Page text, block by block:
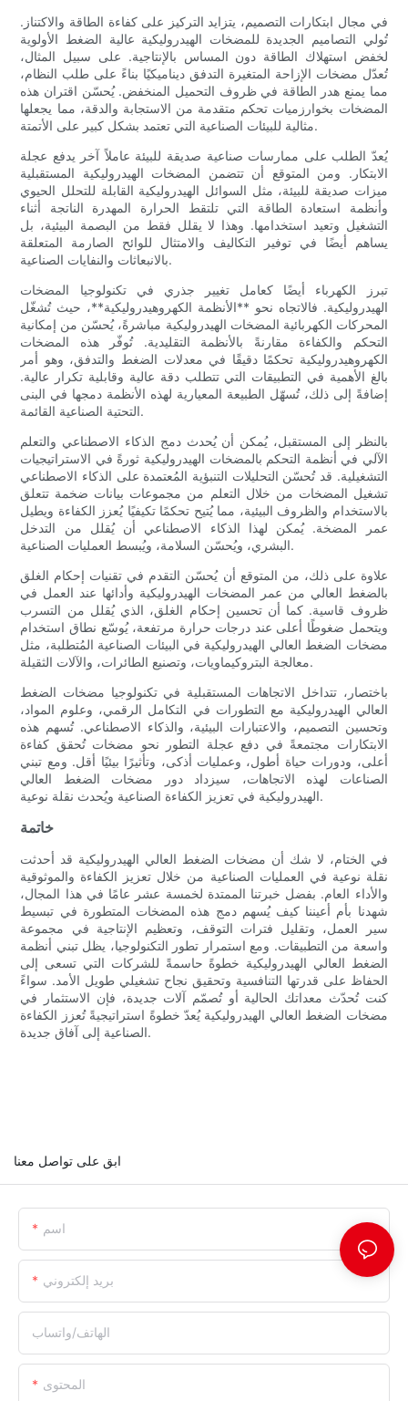
في مجال ابتكارات التصميم، يتزايد التركيز على كفاءة الطاقة والاكتناز.
تُولي التصاميم الجديدة للمضخات الهيدروليكية عالية الضغط الأولوية
لخفض استهلاك الطاقة دون المساس بالإنتاجية. على سبيل المثال،
تُعدّل مضخات الإزاحة المتغيرة التدفق ديناميكيًا بناءً على طلب النظام،
مما يمنع هدر الطاقة في ظروف التحميل المنخفض. يُحسّن اقتران هذه
المضخات بخوارزميات تحكم متقدمة من الاستجابة والدقة، مما يجعلها
مثالية للبيئات الصناعية التي تعتمد بشكل كبير على الأتمتة.
يُعدّ الطلب على ممارسات صناعية صديقة للبيئة عاملاً آخر يدفع عجلة
الابتكار. ومن المتوقع أن تتضمن المضخات الهيدروليكية المستقبلية
ميزات صديقة للبيئة، مثل السوائل الهيدروليكية القابلة للتحلل الحيوي
وأنظمة استعادة الطاقة التي تلتقط الحرارة المهدرة الناتجة أثناء
التشغيل وتعيد استخدامها. وهذا لا يقلل فقط من البصمة البيئية، بل
يساهم أيضًا في توفير التكاليف والامتثال للوائح الصارمة المتعلقة
بالانبعاثات والنفايات الصناعية.
تبرز الكهرباء أيضًا كعامل تغيير جذري في تكنولوجيا المضخات
الهيدروليكية. فالاتجاه نحو **الأنظمة الكهروهيدروليكية**، حيث تُشغّل
المحركات الكهربائية المضخات الهيدروليكية مباشرةً، يُحسّن من إمكانية
التحكم والكفاءة مقارنةً بالأنظمة التقليدية. تُوفّر هذه المضخات
الكهروهيدروليكية تحكمًا دقيقًا في معدلات الضغط والتدفق، وهو أمر
بالغ الأهمية في التطبيقات التي تتطلب دقة عالية وقابلية تكرار عالية.
إضافةً إلى ذلك، تُسهّل الطبيعة المعيارية لهذه الأنظمة دمجها في البنى
التحتية الصناعية القائمة.
بالنظر إلى المستقبل، يُمكن أن يُحدث دمج الذكاء الاصطناعي والتعلم
الآلي في أنظمة التحكم بالمضخات الهيدروليكية ثورةً في الاستراتيجيات
التشغيلية. قد تُحسّن التحليلات التنبؤية المُعتمدة على الذكاء الاصطناعي
تشغيل المضخات من خلال التعلم من مجموعات بيانات ضخمة تتعلق
بالاستخدام والظروف البيئية، مما يُتيح تحكمًا تكيفيًا يُعزز الكفاءة ويطيل
عمر المضخة. يُمكن لهذا الذكاء الاصطناعي أن يُقلل من التدخل
البشري، ويُحسّن السلامة، ويُبسط العمليات الصناعية.
علاوة على ذلك، من المتوقع أن يُحسّن التقدم في تقنيات إحكام الغلق
بالضغط العالي من عمر المضخات الهيدروليكية وأدائها عند العمل في
ظروف قاسية. كما أن تحسين إحكام الغلق، الذي يُقلل من التسرب
ويتحمل ضغوطًا أعلى عند درجات حرارة مرتفعة، يُوسّع نطاق استخدام
مضخات الضغط العالي الهيدروليكية في البيئات الصناعية المُتطلبة، مثل
معالجة البتروكيماويات، وتصنيع الطائرات، والآلات الثقيلة.
باختصار، تتداخل الاتجاهات المستقبلية في تكنولوجيا مضخات الضغط
العالي الهيدروليكية مع التطورات في التكامل الرقمي، وعلوم المواد،
وتحسين التصميم، والاعتبارات البيئية، والذكاء الاصطناعي. تُسهم هذه
الابتكارات مجتمعةً في دفع عجلة التطور نحو مضخات تُحقق كفاءة
أعلى، ودورات حياة أطول، وعمليات أذكى، وتأثيرًا بيئيًا أقل. ومع تبني
الصناعات لهذه الاتجاهات، سيزداد دور مضخات الضغط العالي
الهيدروليكية في تعزيز الكفاءة الصناعية ويُحدث نقلة نوعية.
خاتمة
في الختام، لا شك أن مضخات الضغط العالي الهيدروليكية قد أحدثت
نقلة نوعية في العمليات الصناعية من خلال تعزيز الكفاءة والموثوقية
والأداء العام. بفضل خبرتنا الممتدة لخمسة عشر عامًا في هذا المجال،
شهدنا بأم أعيننا كيف يُسهم دمج هذه المضخات المتطورة في تبسيط
سير العمل، وتقليل فترات التوقف، وتعظيم الإنتاجية في مجموعة
واسعة من التطبيقات. ومع استمرار تطور التكنولوجيا، يظل تبني أنظمة
الضغط العالي الهيدروليكية خطوةً حاسمةً للشركات التي تسعى إلى
الحفاظ على قدرتها التنافسية وتحقيق نجاح تشغيلي طويل الأمد. سواءً
كنت تُحدّث معداتك الحالية أو تُصمّم آلات جديدة، فإن الاستثمار في
مضخات الضغط العالي الهيدروليكية يُعدّ خطوةً استراتيجيةً تُعزز الكفاءة
الصناعية إلى آفاق جديدة.
ابق على تواصل معنا
اسم
بريد إلكتروني
الهاتف/واتساب
المحتوى